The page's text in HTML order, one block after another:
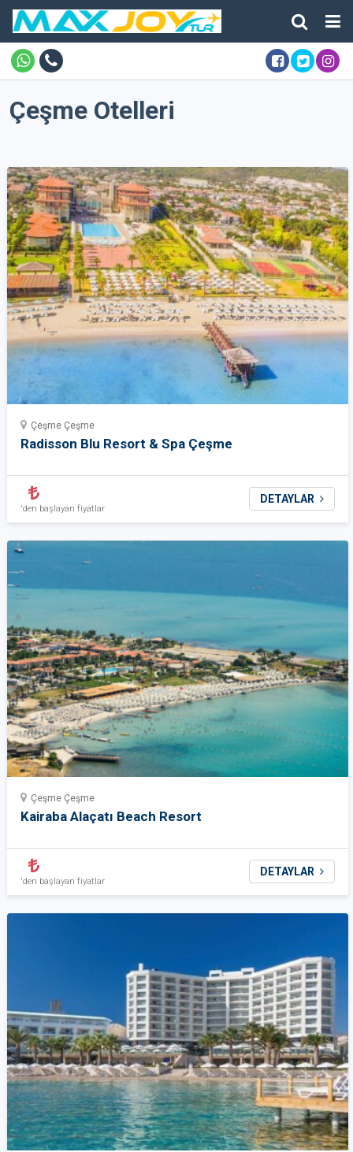
Çeşme Otelleri
Çeşme Çeşme
Radisson Blu Resort & Spa Çeşme
'den başlayan fiyatlar
DETAYLAR
Çeşme Çeşme
Kairaba Alaçatı Beach Resort
'den başlayan fiyatlar
DETAYLAR